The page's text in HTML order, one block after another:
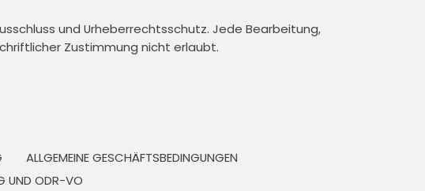
und Urheberrechtsschutz. Jede Bearbeitung,
Zustimmung nicht erlaubt.
ALLGEMEINE GESCHÄFTSBEDINGUNGEN
UND ODR-VO